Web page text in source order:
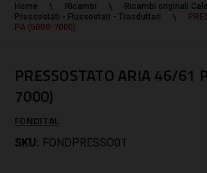
Home Ricambi
Ricambi originali
Pressostati - Flussostati - Trasduttori
PA (5000-7000)
PRESSOSTATO ARIA 46/61
7000)
FONDITAL
SKU: FONDPRESSO01